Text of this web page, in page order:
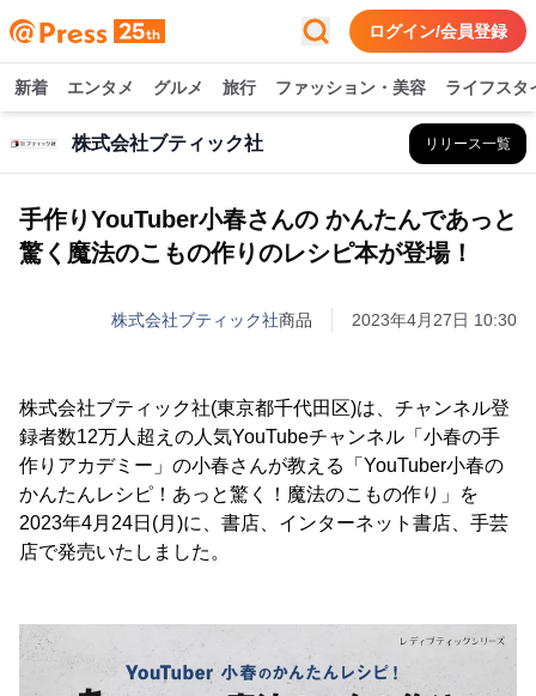
ログイン/会員登録
新着 エンタメ グルメ 旅行 ファッション・美容 ライフスタ
株式会社ブティック社 リリース一覧
手作りYouTuber小春さんの かんたんであっと
驚く魔法のこもの作りのレシピ本が登場！
株式会社ブティック社商品 2023年4月27日 10:30
株式会社ブティック社(東京都千代田区)は、チャンネル登
録者数12万人超えの人気YouTubeチャンネル「小春の手
作りアカデミー」の小春さんが教える「YouTuber小春の
かんたんレシピ！あっと驚く！魔法のこもの作り」を
2023年4月24日(月)に、書店、インターネット書店、手芸
店で発売いたしました。